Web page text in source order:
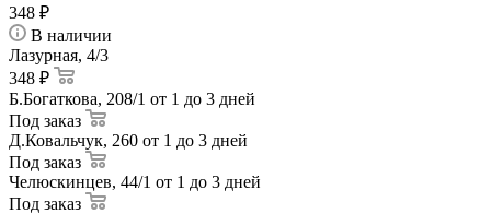
348 ₽
В наличии
Лазурная, 4/3
348 ₽
Б.Богаткова, 208/1 от 1 до 3 дней
Под заказ
Д.Ковальчук, 260 от 1 до 3 дней
Под заказ
Челюскинцев, 44/1 от 1 до 3 дней
Под заказ